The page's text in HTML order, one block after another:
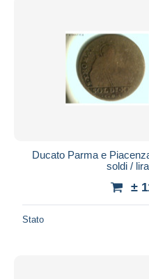
Ducato Parma e
soldi /
±
Stato